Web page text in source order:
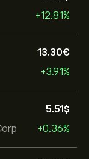
+12.81%
13.30‎€‎
+3.91%
5.51‎$‎
+0.36%